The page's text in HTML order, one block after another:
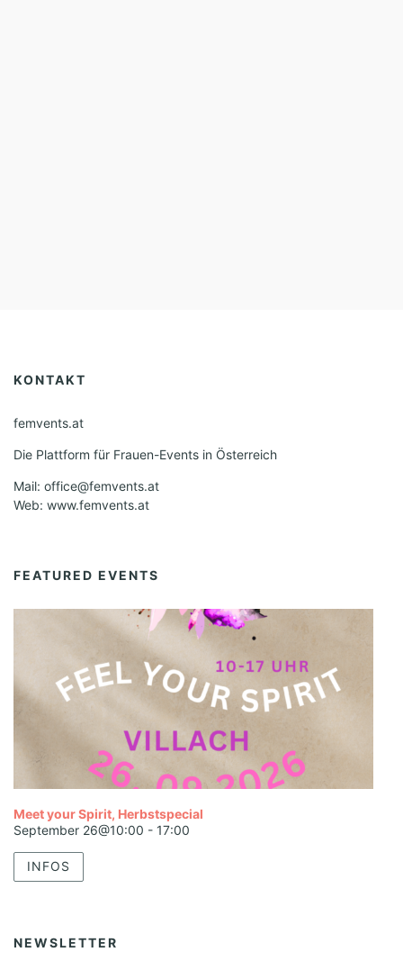
KONTAKT
femvents.at
Die Plattform für Frauen-Events in Österreich
Mail: office@femvents.at
Web: www.femvents.at
FEATURED EVENTS
Meet your Spirit, Herbstspecial
September 26@10:00 - 17:00
INFOS
NEWSLETTER